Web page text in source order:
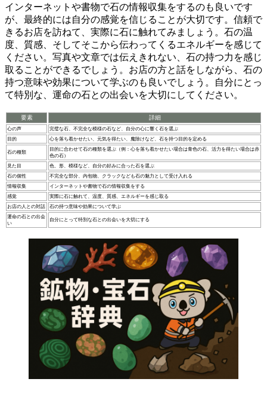
インターネットや書物で石の情報収集をするのも良いです
が、 最終的には自分の感覚を信じること が大切です。信頼で
きるお店を訪ねて、実際に石に触れてみましょう。石の温
度、質感、そしてそこから伝わってくるエネルギーを感じて
ください。写真や文章では伝えきれない、石の持つ力を感じ
取ることができるでしょう。お店の方と話をしながら、石の
持つ意味や効果について学ぶのも良いでしょう。自分にとっ
て特別な、運命の石との出会いを大切にしてください。
要素 詳細
心の声
完璧な石、不完全な模様の石など、自分の心に響く石を選ぶ
目的
心を落ち着かせたい、元気を得たい、魔除けなど、石を持つ目的を定める
石の種類
目的に合わせて石の種類を選ぶ（例：心を落ち着かせたい場合は青色の石、活力を得たい場合は赤
色の石）
見た目
色、形、模様など、自分の好みに合った石を選ぶ
石の個性
不完全な部分、内包物、クラックなども石の魅力として受け入れる
情報収集
インターネットや書物で石の情報収集をする
感覚
実際に石に触れて、温度、質感、エネルギーを感じ取る
お店の人との対話
石の持つ意味や効果について学ぶ
運命の石との出会
い
自分にとって特別な石との出会いを大切にする